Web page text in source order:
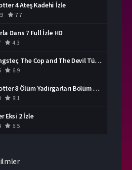
4 Ateş Kadehi İzle
7.7
Dans 7 Full İzle HD
4.3
The Gangster, The Cop and The Devil Türkçe Dublaj İzle
6.9
Harry Potter 8 Ölüm Yadirgarları Bölüm 2 İzle
8.1
Eksi 2 İzle
6.5